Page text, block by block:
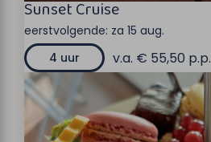
Sunset Cruise
eerstvolgende: za 15 aug.
4 uur
v.a. € 55,50 p.p.